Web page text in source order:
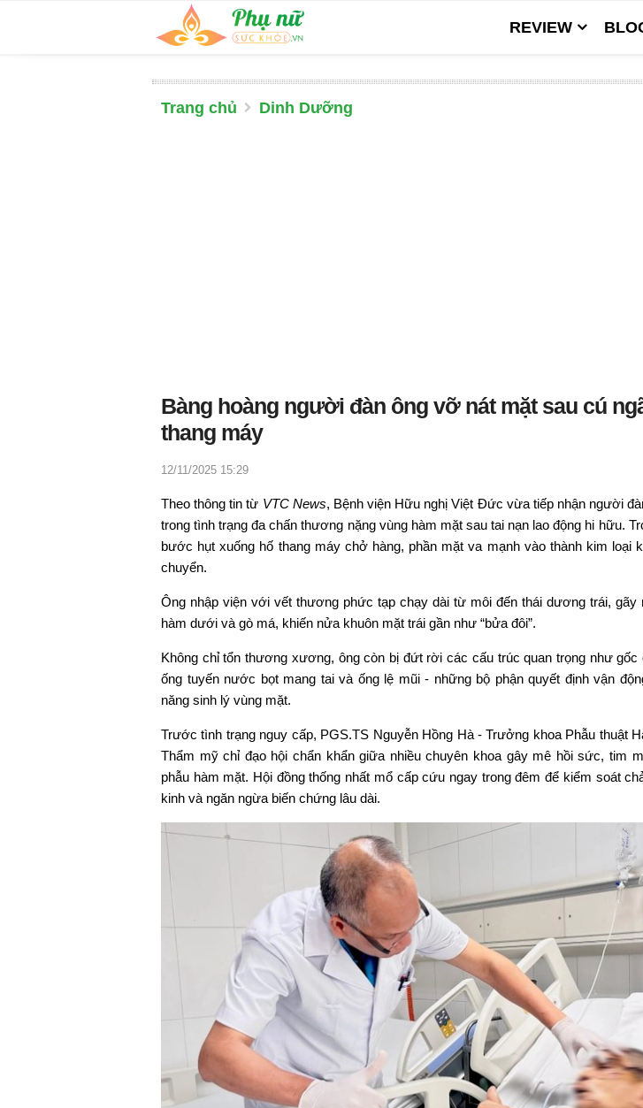
REVIEW
Trang chủ Dinh Dưỡng
Bàng hoàng người đàn ông vỡ nát mặt sau cú
thang máy
12/11/2025 15:29
Theo thông tin từ VTC News, Bệnh viện Hữu nghị Việt Đức vừa tiếp nhận người
trong tình trạng đa chấn thương nặng vùng hàm mặt sau tai nạn lao động hi hữu.
bước hụt xuống hố thang máy chở hàng, phần mặt va mạnh vào thành kim loại
chuyển.
Ông nhập viện với vết thương phức tạp chạy dài từ môi đến thái dương trái, gãy
hàm dưới và gò má, khiến nửa khuôn mặt trái gần như “bửa đôi”.
Không chỉ tổn thương xương, ông còn bị đứt rời các cấu trúc quan trọng như gốc
ống tuyến nước bọt mang tai và ống lệ mũi - những bộ phận quyết định vận
năng sinh lý vùng mặt.
Trước tình trạng nguy cấp, PGS.TS Nguyễn Hồng Hà - Trưởng khoa Phẫu thuật
Thẩm mỹ chỉ đạo hội chẩn khẩn giữa nhiều chuyên khoa gây mê hồi sức, tim
phẫu hàm mặt. Hội đồng thống nhất mổ cấp cứu ngay trong đêm để kiểm soát
kinh và ngăn ngừa biến chứng lâu dài.